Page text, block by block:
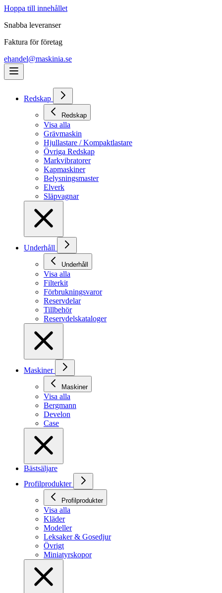
Hoppa till innehållet
Snabba leveranser
Faktura för företag
ehandel@maskinia.se
Redskap
Redskap
Visa alla
Grävmaskin
Hjullastare / Kompaktlastare
Övriga Redskap
Markvibratorer
Kapmaskiner
Belysningsmaster
Elverk
Släpvagnar
Underhåll
Underhåll
Visa alla
Filterkit
Förbrukningsvaror
Reservdelar
Tillbehör
Reservdelskataloger
Maskiner
Maskiner
Visa alla
Bergmann
Develon
Case
Bästsäljare
Profilprodukter
Profilprodukter
Visa alla
Kläder
Modeller
Leksaker & Gosedjur
Övrigt
Miniatyrskopor